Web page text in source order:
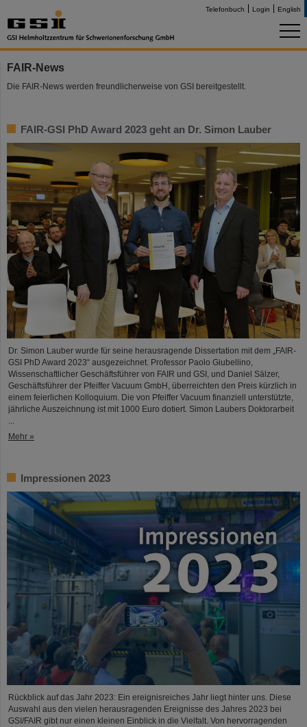
Telefonbuch Login English
FAIR-News
Die FAIR-News werden freundlicherweise von GSI bereitgestellt.
FAIR-GSI PhD Award 2023 geht an Dr. Simon Lauber
Dr. Simon Lauber wurde für seine herausragende Dissertation mit dem „FAIR-
GSI PhD Award 2023“ ausgezeichnet. Professor Paolo Giubellino,
Wissenschaftlicher Geschäftsführer von FAIR und GSI, und Daniel Sälzer,
Geschäftsführer der Pfeiffer Vacuum GmbH, überreichten den Preis kürzlich in
einem feierlichen Kolloquium. Die von Pfeiffer Vacuum finanziell unterstützte,
jährliche Auszeichnung ist mit 1000 Euro dotiert. Simon Laubers Doktorarbeit
Mehr »
Impressionen 2023
Rückblick auf das Jahr 2023: Ein ereignisreiches Jahr liegt hinter uns. Diese
Auswahl aus den vielen herausragenden Ereignisse des Jahres 2023 bei
GSI/FAIR gibt nur einen kleinen Einblick in die Vielfalt. Von hervorragenden